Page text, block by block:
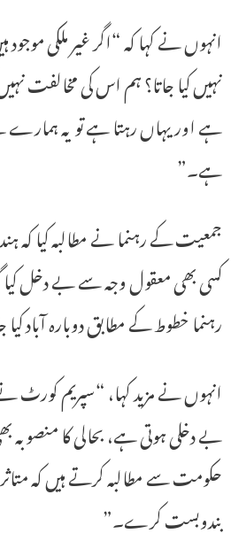
انہوں نے کہا کہ “اگر غیر ملکی
نہیں کیا جاتا؟ ہم اس کی مخالفت
ہے اور یہاں رہتا ہے تو یہ ہمارے
ہے۔”
جمعیت کے رہنما نے مطالبہ کیا کہ
کسی بھی معقول وجہ سے بے دخل
رہنما خطوط کے مطابق دوبارہ آباد
انہوں نے مزید کہا، “سپریم کورٹ
بے دخلی ہوتی ہے، بحالی کا منصوبہ
حکومت سے مطالبہ کرتے ہیں کہ
بندوبست کرے۔”